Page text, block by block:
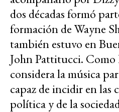
dos décadas formó
formación de Wayne
también estuvo en
John Pattitucci.
considera la música
capaz de incidir en las
política y de la